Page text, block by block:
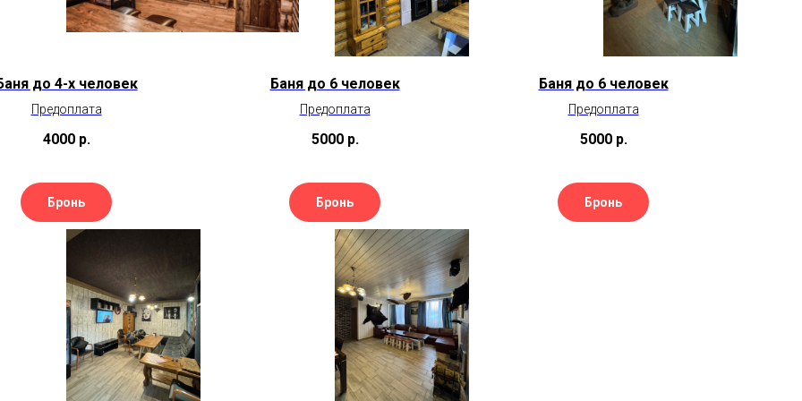
до 4-х человек
Предоплата
4000 р.
Бронь
Баня до 6 человек
Предоплата
5000 р.
Бронь
Баня до 6 человек
Предоплата
5000 р.
Бронь